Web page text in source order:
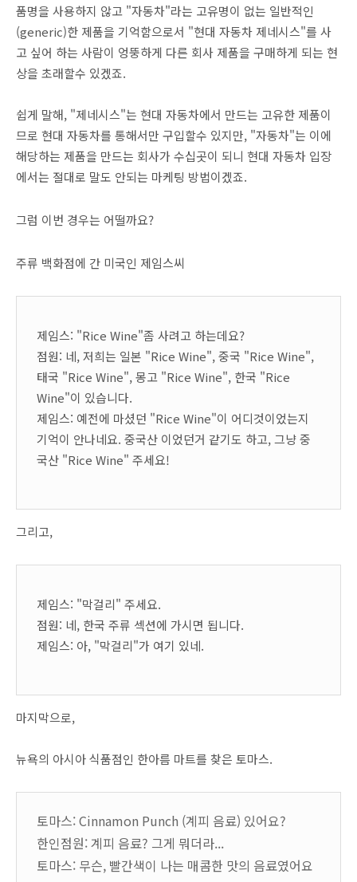
품명을 사용하지 않고 "자동차"라는 고유명이 없는 일반적인
(generic)한 제품을 기억함으로서 "현대 자동차 제네시스"를 사
고 싶어 하는 사람이 엉뚱하게 다른 회사 제품을 구매하게 되는 현
상을 초래할수 있겠죠.
쉽게 말해, "제네시스"는 현대 자동차에서 만드는 고유한 제품이
므로 현대 자동차를 통해서만 구입할수 있지만, "자동차"는 이에
해당하는 제품을 만드는 회사가 수십곳이 되니 현대 자동차 입장
에서는 절대로 말도 안되는 마케팅 방법이겠죠.
그럼 이번 경우는 어떨까요?
주류 백화점에 간 미국인 제임스씨
제임스: "Rice Wine"좀 사려고 하는데요?
점원: 네, 저희는 일본 "Rice Wine", 중국 "Rice Wine",
태국 "Rice Wine", 몽고 "Rice Wine", 한국 "Rice
Wine"이 있습니다.
제임스: 예전에 마셨던 "Rice Wine"이 어디것이었는지
기억이 안나네요. 중국산 이었던거 같기도 하고, 그냥 중
국산 "Rice Wine" 주세요!
그리고,
제임스: "막걸리" 주세요.
점원: 네, 한국 주류 섹션에 가시면 됩니다.
제임스: 아, "막걸리"가 여기 있네.
마지막으로,
뉴욕의 아시아 식품점인 한아름 마트를 찾은 토마스.
토마스: Cinnamon Punch (계피 음료) 있어요?
한인점원: 계피 음료? 그게 뭐더라...
토마스: 무슨, 빨간색이 나는 매콤한 맛의 음료였어요